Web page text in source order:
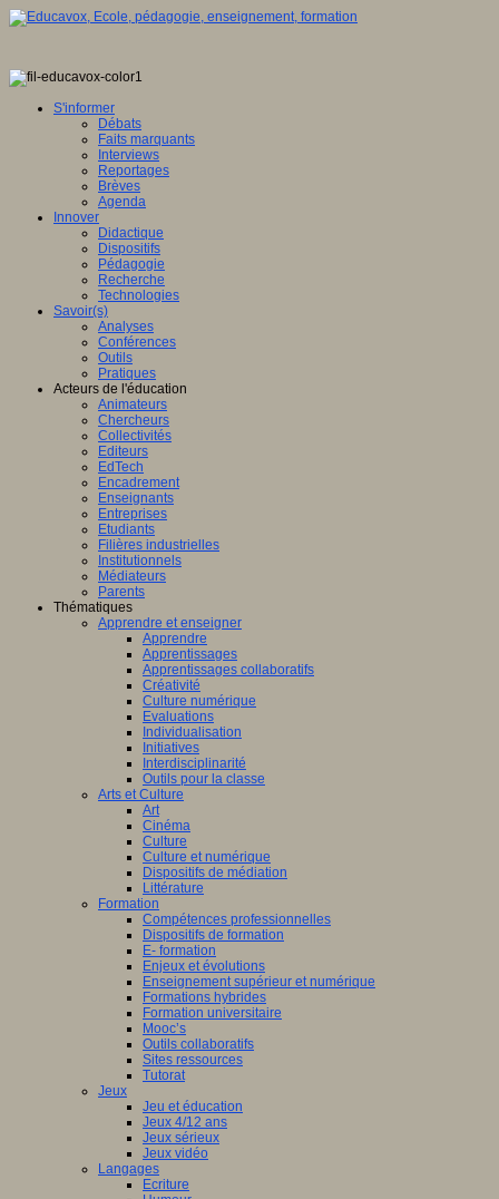
S'informer
Débats
Faits marquants
Interviews
Reportages
Brèves
Agenda
Innover
Didactique
Dispositifs
Pédagogie
Recherche
Technologies
Savoir(s)
Analyses
Conférences
Outils
Pratiques
Acteurs de l'éducation
Animateurs
Chercheurs
Collectivités
Editeurs
EdTech
Encadrement
Enseignants
Entreprises
Etudiants
Filières industrielles
Institutionnels
Médiateurs
Parents
Thématiques
Apprendre et enseigner
Apprendre
Apprentissages
Apprentissages collaboratifs
Créativité
Culture numérique
Evaluations
Individualisation
Initiatives
Interdisciplinarité
Outils pour la classe
Arts et Culture
Art
Cinéma
Culture
Culture et numérique
Dispositifs de médiation
Littérature
Formation
Compétences professionnelles
Dispositifs de formation
E- formation
Enjeux et évolutions
Enseignement supérieur et numérique
Formations hybrides
Formation universitaire
Mooc’s
Outils collaboratifs
Sites ressources
Tutorat
Jeux
Jeu et éducation
Jeux 4/12 ans
Jeux sérieux
Jeux vidéo
Langages
Ecriture